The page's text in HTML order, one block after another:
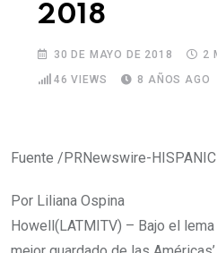
2018
30 DE MAYO DE 2018
2
46 VIEWS 8 AÑOS AGO
Fuente /PRNewswire-
Por Liliana Ospina
Howell(LATMITV) – Bajo el